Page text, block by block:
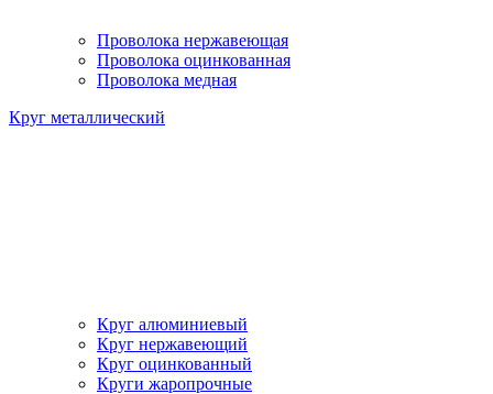
Проволока нержавеющая
Проволока оцинкованная
Проволока медная
Круг металлический
Круг алюминиевый
Круг нержавеющий
Круг оцинкованный
Круги жаропрочные